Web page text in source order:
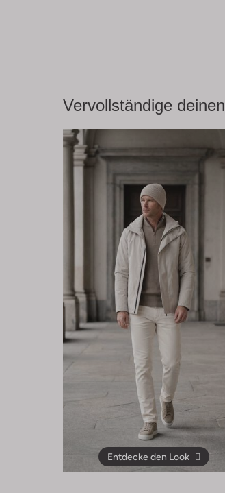
Vervollständige deinen
Entdecke den Look